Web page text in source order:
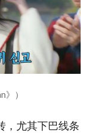
》）
，尤其下巴线条